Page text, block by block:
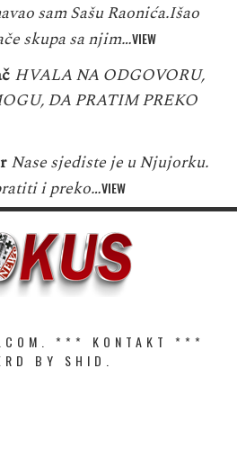
sam Sašu Raonića.Išao
skupa sa njim…VIEW
HVALA NA ODGOVORU,
DA PRATIM PREKO
Nase sjediste je u Njujorku.
i preko…VIEW
*** KONTAKT
***
BY SHID.